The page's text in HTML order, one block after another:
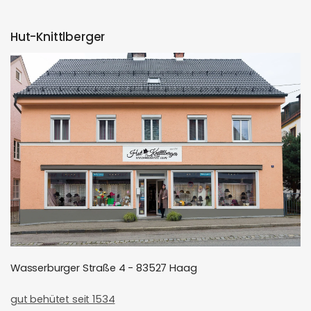
Hut-Knittlberger
Wasserburger Straße 4 - 83527 Haag
gut behütet seit 1534